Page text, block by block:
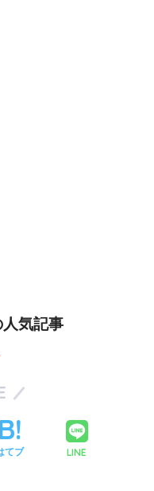
気記事
てブ LINE